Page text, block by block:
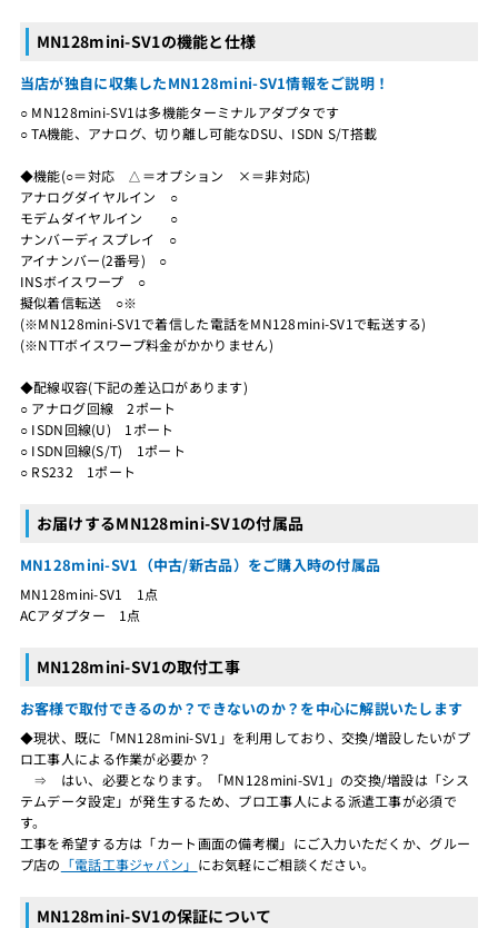
MN128mini-SV1の機能と仕様
当店が独自に収集したMN128mini-SV1情報をご説明！
○ MN128mini-SV1は多機能ターミナルアダプタです
○ TA機能、アナログ、切り離し可能なDSU、ISDN S/T搭載
◆機能(○＝対応 △＝オプション ×＝非対応)
アナログダイヤルイン ○
モデムダイヤルイン ○
ナンバーディスプレイ ○
アイナンバー(2番号) ○
INSボイスワープ ○
擬似着信転送 ○※
(※MN128mini-SV1で着信した電話をMN128mini-SV1で転送する)
(※NTTボイスワープ料金がかかりません)
◆配線収容(下記の差込口があります)
○ アナログ回線 2ポート
○ ISDN回線(U) 1ポート
○ ISDN回線(S/T) 1ポート
○ RS232 1ポート
お届けするMN128mini-SV1の付属品
MN128mini-SV1（中古/新古品）をご購入時の付属品
MN128mini-SV1 1点
ACアダプター 1点
MN128mini-SV1の取付工事
お客様で取付できるのか？できないのか？を中心に解説いたします
◆現状、既に「MN128mini-SV1」を利用しており、交換/増設したいがプ
ロ工事人による作業が必要か？
⇒ はい、必要となります。「MN128mini-SV1」の交換/増設は「シス
テムデータ設定」が発生するため、プロ工事人による派遣工事が必須で
す。
工事を希望する方は「カート画面の備考欄」にご入力いただくか、グルー
プ店の 「電話工事ジャパン」 にお気軽にご相談ください。
MN128mini-SV1の保証について